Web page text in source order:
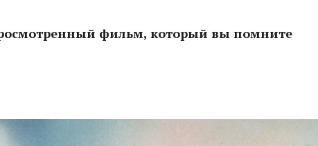
фильм, который вы помните